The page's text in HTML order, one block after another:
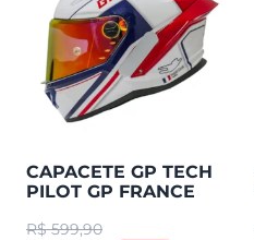
CAPACETE GP TECH
PILOT GP FRANCE
R$ 599,90